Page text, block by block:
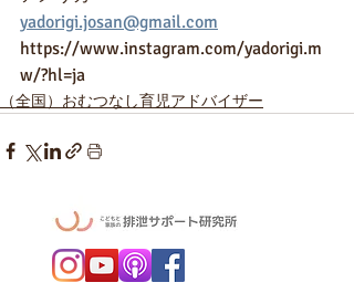
yadorigi.josan@gmail.com
https://www.instagram.com/yadorigi.m
w/?hl=ja
（全国）おむつなし育児アドバイザー